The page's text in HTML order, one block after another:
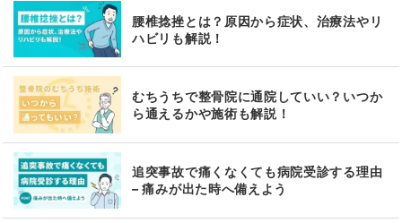
腰椎捻挫とは？原因から症状、治療法やリ
ハビリも解説！
むちうちで整骨院に通院していい？いつか
ら通えるかや施術も解説！
追突事故で痛くなくても病院受診する理由
– 痛みが出た時へ備えよう